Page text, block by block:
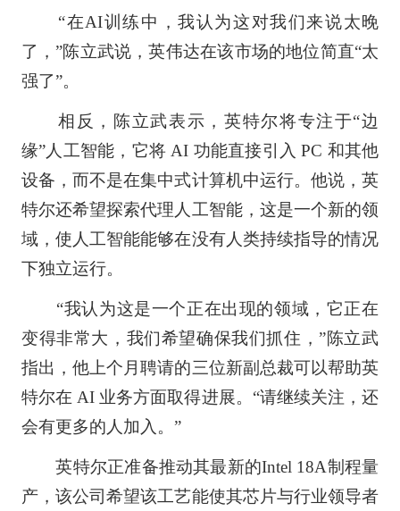
“在AI训练中，我认为这对我们来说太晚
了，”陈立武说，英伟达在该市场的地位简直“太
强了”。
相反，陈立武表示，英特尔将专注于“边
缘”人工智能，它将 AI 功能直接引入 PC 和其他
设备，而不是在集中式计算机中运行。他说，英
特尔还希望探索代理人工智能，这是一个新的领
域，使人工智能能够在没有人类持续指导的情况
下独立运行。
“我认为这是一个正在出现的领域，它正在
变得非常大，我们希望确保我们抓住，”陈立武
指出，他上个月聘请的三位新副总裁可以帮助英
特尔在 AI 业务方面取得进展。“请继续关注，还
会有更多的人加入。”
英特尔正准备推动其最新的Intel 18A制程量
产，该公司希望该工艺能使其芯片与行业领导者